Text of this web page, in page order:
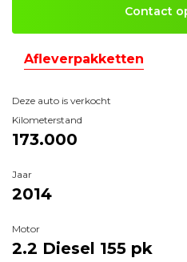
Contact
Afleverpakketten
Deze auto is verkocht
Kilometerstand
173.000
Jaar
2014
Motor
2.2 Diesel 155 pk